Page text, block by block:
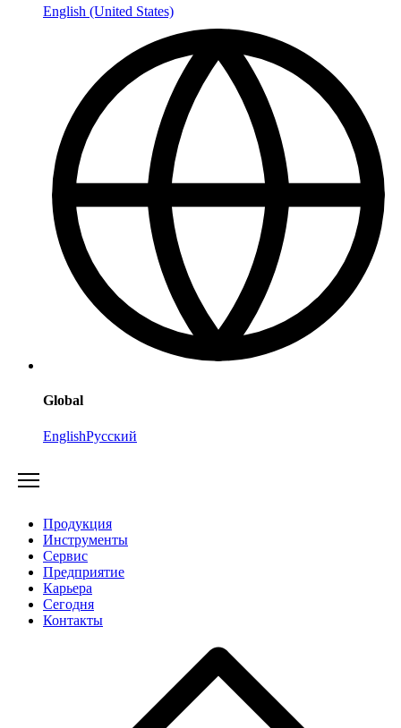
English (United States)
Global
EnglishРусский
Продукция
Инструменты
Сервис
Предприятие
Карьера
Cегодня
Контакты